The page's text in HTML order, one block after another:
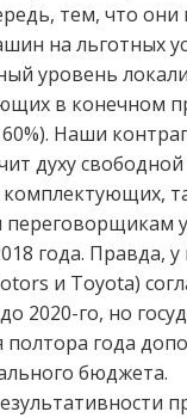
тем, что
на льготных
уровень
в конечном
60%). Наши
духу
комплектующих,
переговорщикам
года. Правда,
и Toyota)
2020-го, но
полтора года
бюджета.